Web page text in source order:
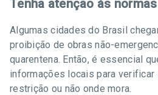
Tenha atenção às
Algumas cidades do Brasil
proibição de obras não-
quarentena. Então, é essencial
informações locais para
restrição ou não onde mora.